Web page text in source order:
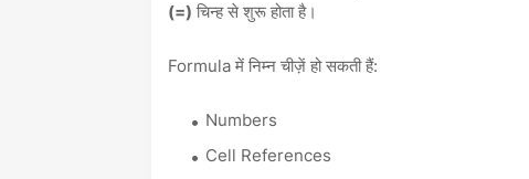
(=) चिन्ह से शुरू होता है।
Formula में निम्न चीज़ें हो सकती हैं:
Numbers
Cell References